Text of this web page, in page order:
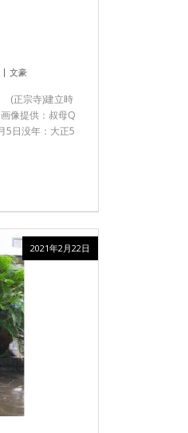
文豪
(正宗寺)建立時
像提供：叔母Q
5日没年：大正5
2021年2月22日